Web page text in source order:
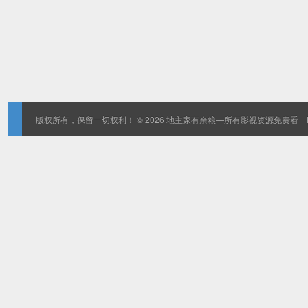
版权所有，保留一切权利！ © 2026 地主家有余粮—所有影视资源免费看